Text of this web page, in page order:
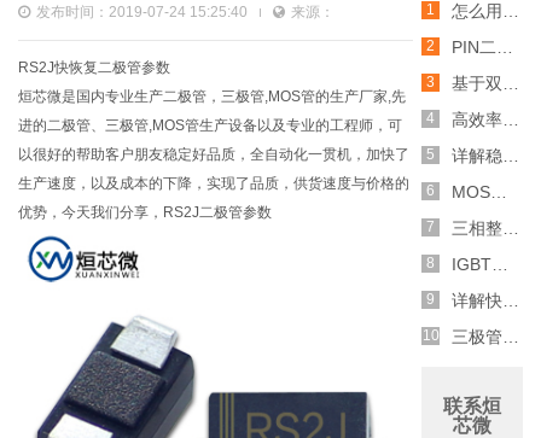
发布时间：2019-07-24 15:25:40 来源：
RS2J快恢复二极管参数
烜芯微是国内专业生产二极管，三极管,MOS管的生产厂家,先
进的二极管、三极管,MOS管生产设备以及专业的工程师，可
以很好的帮助客户朋友稳定好品质，全自动化一贯机，加快了
生产速度，以及成本的下降，实现了品质，供货速度与价格的
优势，今天我们分享，RS2J二极管参数
怎么用TVS二极管提高电路的抗突波能力
PIN二极管的电导调制机制和应用介绍
基于双MOS管的防反灌电路工作原理介绍
高效率整流二极管的特性和应用介绍
详解稳压二极管的关键特性和应用原理
MOS管选型关键因素分析,怎么选择合适的参数
三相整流电路分析,半波整流与全波整流的工作原理
IGBT三相全桥整流电路工作原理介绍
详解快恢复二极管,结构,特性和应用介绍
三极管和MOS管组合式开关电路分析
联系烜
芯微